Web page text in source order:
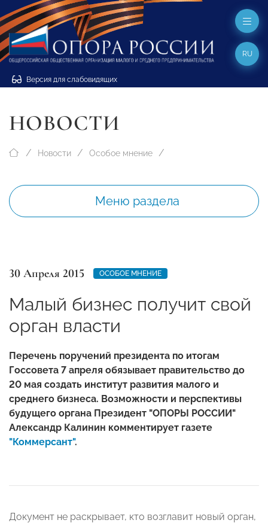
Версия для слабовидящих
RU
НОВОСТИ
Новости Особое мнение
Меню раздела
30 Апреля 2015 ОСОБОЕ МНЕНИЕ
Малый бизнес получит свой
орган власти
Перечень поручений президента по итогам
Госсовета 7 апреля обязывает правительство до
20 мая создать институт развития малого и
среднего бизнеса. Возможности и перспективы
будущего органа Президент "ОПОРЫ РОССИИ"
Александр Калинин комментирует газете
"Коммерсант".
Документ не раскрывает, кто возглавит новый орган,